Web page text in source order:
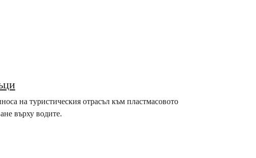
на туристическия отрасъл към пластмасовото
върху водите.